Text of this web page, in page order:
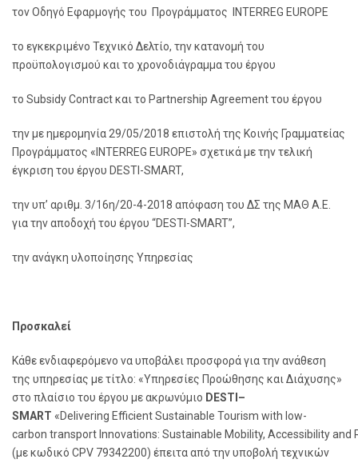
τoν Οδηγό Εφαρμογής του Προγράμματος INTERREG EUROPE
το εγκεκριμένο Τεχνικό Δελτίο, την κατανομή του
προϋπολογισμού και το χρονοδιάγραμμα του έργου
το Subsidy Contract και το Partnership Agreement του έργου
την με ημερομηνία 29/05/2018 επιστολή της Κοινής Γραμματείας
Προγράμματος «INTERREG EUROPE» σχετικά με την τελική
έγκριση του έργου DESTΙ-SMART,
την υπ’ αριθμ. 3/16η/20-4-2018 απόφαση του ΔΣ της ΜΑΘ Α.Ε.
για την αποδοχή του έργου “DESTI-SMART”,
την ανάγκη υλοποίησης Υπηρεσίας
Προσκαλεί
Κάθε ενδιαφερόμενο να υποβάλει προσφορά για την ανάθεση
της υπηρεσίας με τίτλο: «Υπηρεσίες Προώθησης και Διάχυσης»
στο πλαίσιο του έργου με ακρωνύμιο DESTI–
SMART «Delivering Efficient Sustainable Tourism with low-
carbon transport Innovations: Sustainable Mobility, Accessibility and
(με κωδικό CPV 79342200) έπειτα από την υποβολή τεχνικών